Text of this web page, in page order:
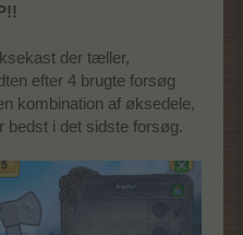
der tæller,
efter 4 brugte forsøg
kombination af øksedele,
bedst i det sidste forsøg.